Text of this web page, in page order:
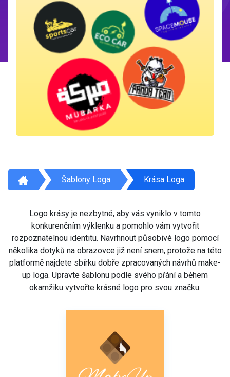
Šablony Loga Krása Loga
Logo krásy je nezbytné, aby vás vyniklo v tomto
konkurenčním výklenku a pomohlo vám vytvořit
rozpoznatelnou identitu. Navrhnout působivé logo pomocí
několika dotyků na obrazovce již není snem, protože na této
platformě najdete sbírku dobře zpracovaných návrhů make-
up loga. Upravte šablonu podle svého přání a během
okamžiku vytvořte krásné logo pro svou značku.